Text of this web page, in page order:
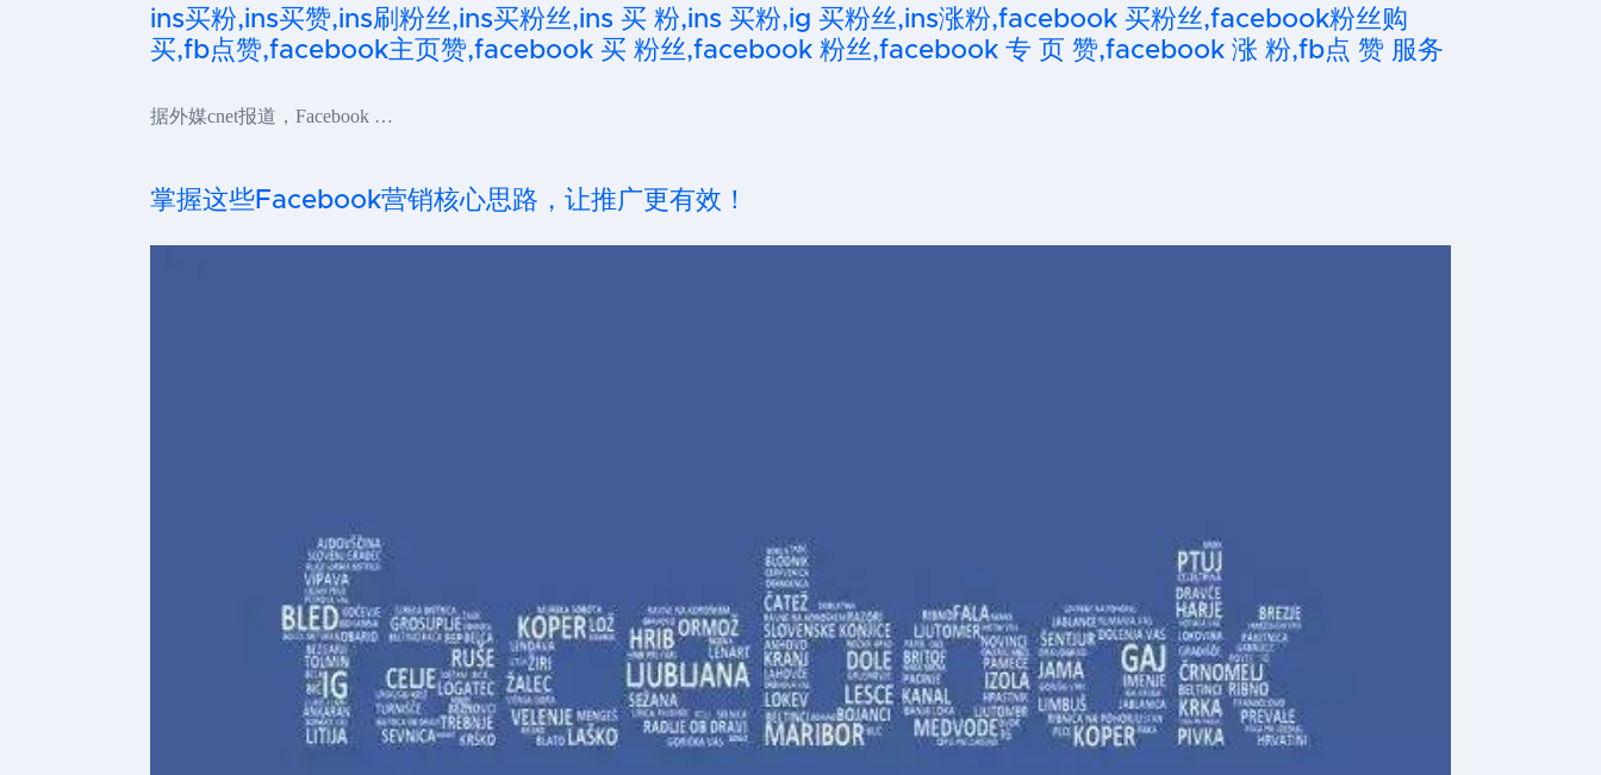
ins买粉,ins买赞,ins刷粉丝,ins买粉丝,ins 买 粉,ins 买粉,ig 买粉丝,ins涨粉,facebook 买粉丝,facebook粉丝购
买,fb点赞,facebook主页赞,facebook 买 粉丝,facebook 粉丝,facebook 专 页 赞,facebook 涨 粉,fb点 赞 服务
据外媒cnet报道，Facebook …
掌握这些Facebook营销核心思路，让推广更有效！